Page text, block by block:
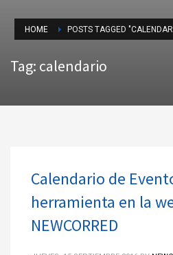
HOME POSTS TAGGED
Tag: calendario
Calendario de
herramienta en la
NEWCORRED